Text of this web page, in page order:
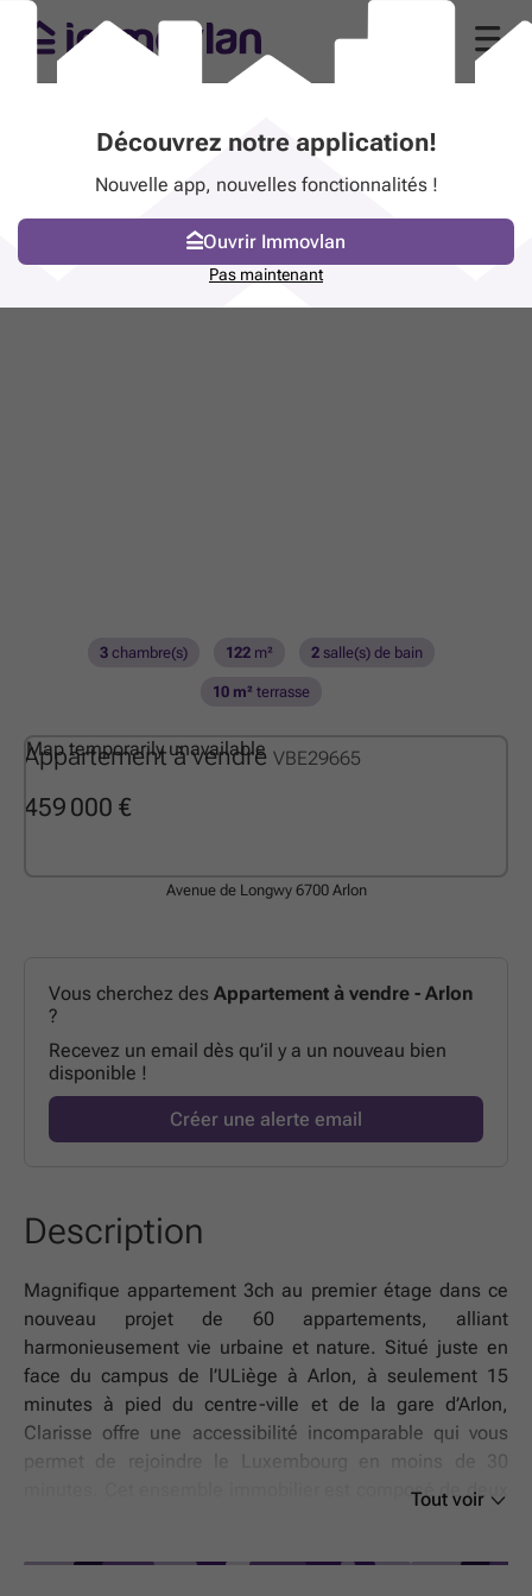
Appartement à vendre VBE29665
459 000 €
3 chambre(s) 122 m² 2 salle(s) de bain
10 m² terrasse
Map temporarily unavailable
Avenue de Longwy 6700 Arlon
Vous cherchez des Appartement à vendre - Arlon
?
Recevez un email dès qu’il y a un nouveau bien
disponible !
Créer une alerte email
Description
Magnifique appartement 3ch au premier étage dans ce
nouveau projet de 60 appartements, alliant
harmonieusement vie urbaine et nature. Situé juste en
face du campus de l’ULiège à Arlon, à seulement 15
minutes à pied du centre-ville et de la gare d’Arlon,
Clarisse offre une accessibilité incomparable qui vous
permet de rejoindre le Luxembourg en moins de 30
minutes. Cet ensemble immobilier est composé de deux
Tout voir
Découvrez notre application!
Nouvelle app, nouvelles fonctionnalités !
Ouvrir Immovlan
Pas maintenant